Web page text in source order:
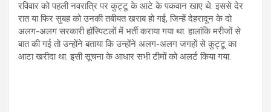
रविवार को पहली नवरात्रि पर कुट्टू के आटे के पकवान खाए थे. इससे देर
रात या फिर सुबह को उनकी तबीयत खराब हो गई, जिन्हें देहरादून के दो
अलग-अलग सरकारी हॉस्पिटलों में भर्ती कराया गया था. हालांकि मरीजों से
बात की गई तो उन्होंने बताया कि उन्होंने अलग-अलग जगहों से कुट्टू का
आटा खरीदा था. इसी सूचना के आधार सभी टीमों को अलर्ट किया गया.